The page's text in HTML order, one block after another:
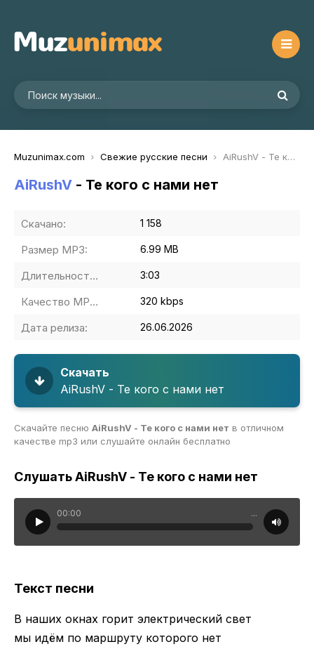
Muzunimax.com Свежие русские песни AiRushV - Те кого с нами нет
AiRushV - Те кого с нами нет
Скачано: 1 158
Размер MP3: 6.99 MB
Длительность MP3: 3:03
Качество MP3: 320 kbps
Дата релиза: 26.06.2026
Скачать
AiRushV - Те кого с нами нет
Скачайте песню AiRushV - Те кого с нами нет в отличном
качестве mp3 или слушайте онлайн бесплатно
Слушать AiRushV - Те кого с нами нет
00:00 ...
Текст песни
В наших окнах горит электрический свет
мы идём по маршруту которого нет